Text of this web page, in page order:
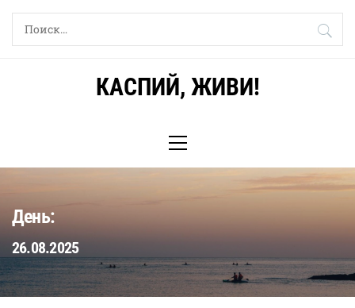
Skip
Найти:
КАСПИЙ, ЖИВИ!
Menu
День:
26.08.2025